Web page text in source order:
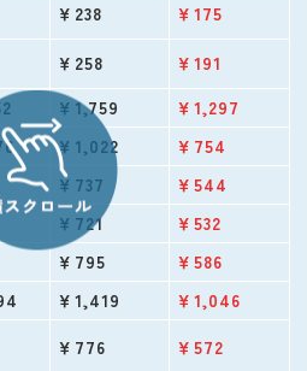
￥238 ￥175
￥258 ￥191
￥1,759 ￥1,297
￥1,022 ￥754
￥737 ￥544
￥721 ￥532
￥795 ￥586
￥1,419 ￥1,046
￥776 ￥572